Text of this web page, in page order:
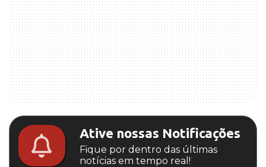
Ative nossas Notificações
Fique por dentro das últimas
notícias em tempo real!